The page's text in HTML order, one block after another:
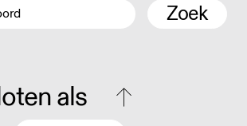
Zoek
als